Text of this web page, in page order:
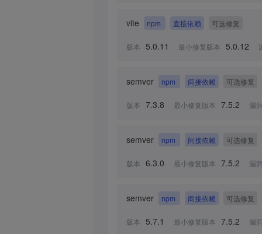
vite npm 直接依赖 可选修复
版本 5.0.11 最小修复版本 5.0.12
semver npm 间接依赖 可选修复
版本 7.3.8 最小修复版本 7.5.2 漏
semver npm 间接依赖 可选修复
版本 6.3.0 最小修复版本 7.5.2 漏
semver npm 间接依赖 可选修复
版本 5.7.1 最小修复版本 7.5.2 漏